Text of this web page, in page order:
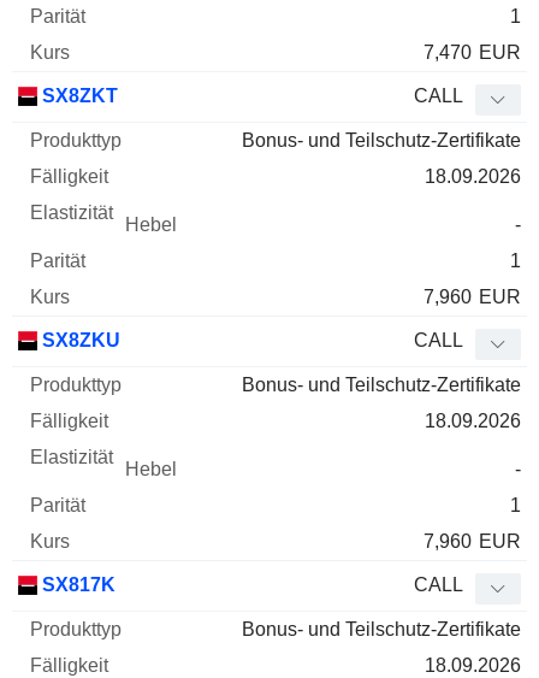
1
7,470 EUR
SX8ZKT CALL
Bonus- und Teilschutz-Zertifikate
18.09.2026
-
1
7,960 EUR
SX8ZKU CALL
Bonus- und Teilschutz-Zertifikate
18.09.2026
-
1
7,960 EUR
SX817K CALL
Bonus- und Teilschutz-Zertifikate
18.09.2026